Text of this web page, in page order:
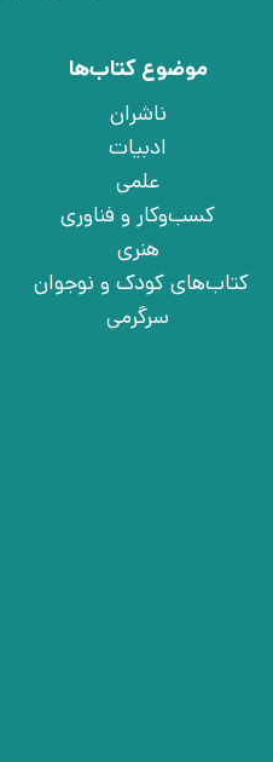
موضوع کتاب‌ها
ناشران
ادبیات
علمی
کسب‌وکار و فناوری
هنری
کتاب‌های کودک و نوجوان
سرگرمی